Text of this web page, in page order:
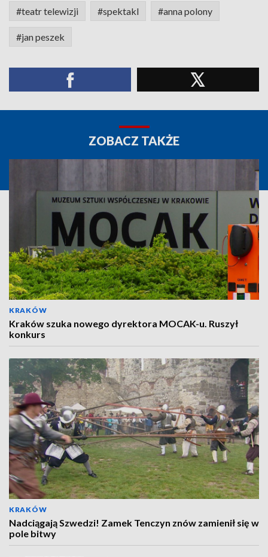
#teatr telewizji #spektakl #anna polony
#jan peszek
ZOBACZ TAKŻE
KRAKÓW
Kraków szuka nowego dyrektora MOCAK-u. Ruszył
konkurs
KRAKÓW
Nadciągają Szwedzi! Zamek Tenczyn znów zamienił się w
pole bitwy